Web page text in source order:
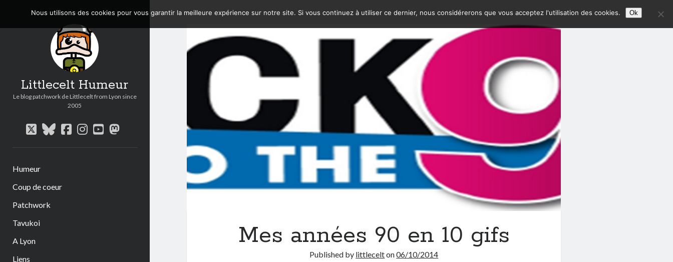
Littlecelt Humeur
Le blog patchwork de Littlecelt from Lyon since
2005
twitterbluesky
facebook
instagram
youtube
mastodon
Humeur
Coup de coeur
Patchwork
Tavukoi
A Lyon
Liens
Mes années 90 en 10 gifs
Published by littlecelton06/10/2014
Nous utilisons des cookies pour vous garantir la meilleure expérience sur notre site. Si vous continuez à utiliser ce dernier, nous considérerons que vous acceptez l'utilisation des cookies. Ok